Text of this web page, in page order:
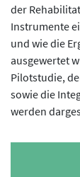
der
Instrumente
und wie die
ausgewertet
Pilotstudie,
sowie die
werden